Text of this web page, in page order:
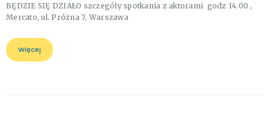
BĘDZIE SIĘ DZIAŁO szczegóły spotkania z aktorami godz 14.00 ,
Mercato, ul. Próżna 7, Warszawa
Więcej